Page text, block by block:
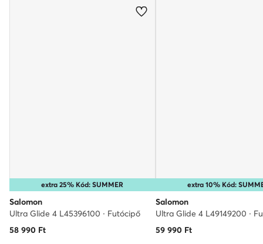
extra 25% Kód: SUMMER
Salomon
Ultra Glide 4 L45396100 · Futócipő
58 990 Ft
extra 10% Kód:
Salomon
Ultra Glide 4 L49149200 ·
59 990Ft